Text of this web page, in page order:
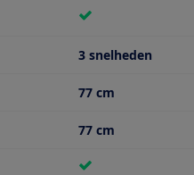
standen 3 snelheden
77 cm
77 cm